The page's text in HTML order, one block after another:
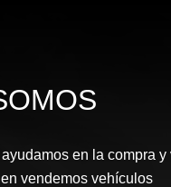
en la compra y
vendemos vehículos